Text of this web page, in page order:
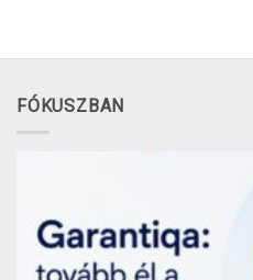
FÓKUSZBAN